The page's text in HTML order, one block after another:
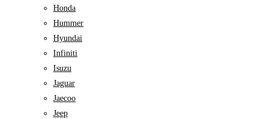
Honda
Hummer
Hyundai
Infiniti
Isuzu
Jaguar
Jaecoo
Jeep